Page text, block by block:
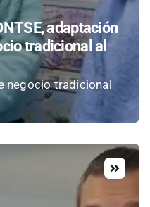
adaptación
tradicional al
negocio tradicional